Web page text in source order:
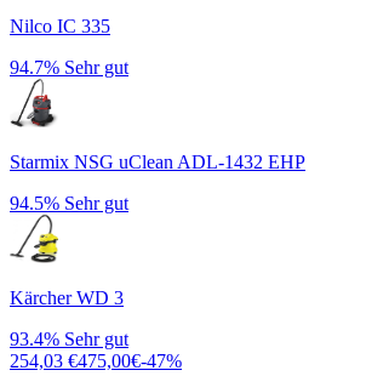
Nilco IC 335
94.7% Sehr gut
Starmix NSG uClean ADL-1432 EHP
94.5% Sehr gut
Kärcher WD 3
93.4% Sehr gut
254,03 €475,00€-47%